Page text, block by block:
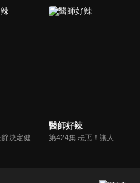
醫師好辣